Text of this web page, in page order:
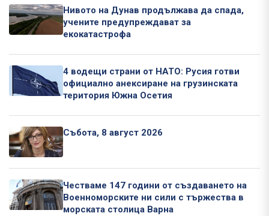
Нивото на Дунав продължава да спада,
учените предупреждават за
екокатастрофа
4 водещи страни от НАТО: Русия готви
официално анексиране на грузинската
територия Южна Осетия
Събота, 8 август 2026
Честваме 147 години от създаването на
Военноморските ни сили с тържества в
морската столица Варна